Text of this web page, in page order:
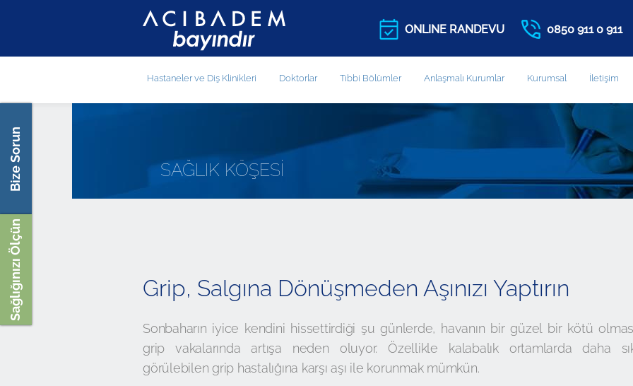
ONLINE RANDEVU 0850 911 0 911
Hastaneler ve Diş Klinikleri Doktorlar Tıbbi Bölümler Anlaşmalı Kurumlar Kurumsal İletişim
Bize Sorun
Sağlığınızı Ölçün
SAĞLIK KÖŞESİ
Grip, Salgına Dönüşmeden Aşınızı Yaptırın
Sonbaharın iyice kendini hissettirdiği şu günlerde, havanın bir güzel bir kötü
grip vakalarında artışa neden oluyor. Özellikle kalabalık ortamlarda daha
görülebilen grip hastalığına karşı aşı ile korunmak mümkün.